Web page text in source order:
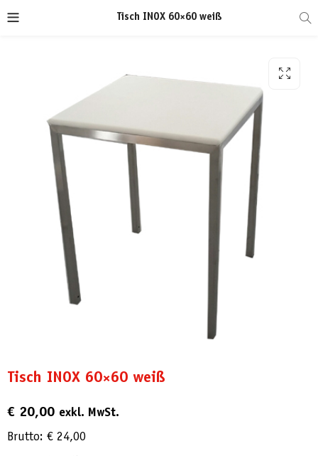
Tisch INOX 60×60 weiß
Tisch INOX 60×60 weiß
€ 20,00 exkl. MwSt.
Brutto: € 24,00